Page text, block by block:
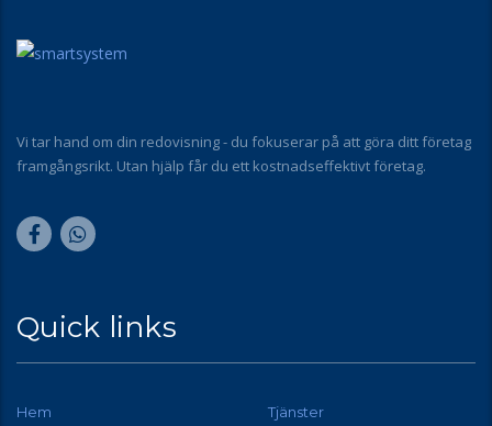
Vi tar hand om din redovisning - du fokuserar på att göra ditt företag
framgångsrikt. Utan hjälp får du ett kostnadseffektivt företag.
Quick links
Hem Tjänster